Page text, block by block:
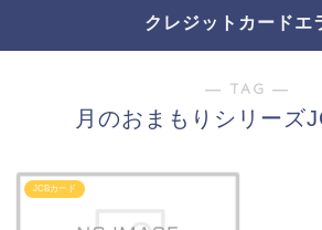
クレジットカードエ
― TAG ―
月のおまもりシリーズ
JCBカード